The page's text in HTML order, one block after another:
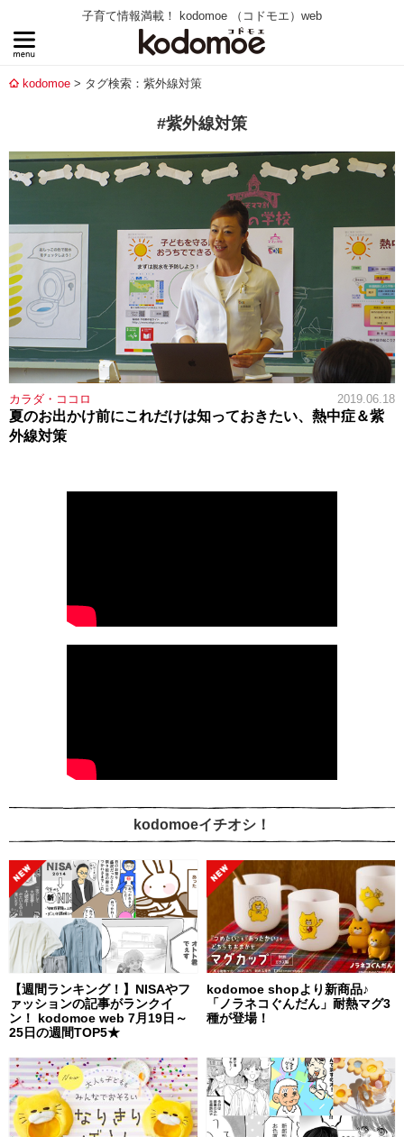
子育て情報満載！ kodomoe （コドモエ）web
kodomoe タグ検索：紫外線対策
#紫外線対策
カラダ・ココロ 2019.06.18
夏のお出かけ前にこれだけは知っておきたい、熱中症＆紫
外線対策
kodomoeイチオシ！
【週間ランキング！】NISAやフ
ァッションの記事がランクイ
ン！ kodomoe web 7月19日～
25日の週間TOP5★
kodomoe shopより新商品♪
「ノラネコぐんだん」耐熱マグ3
種が登場！